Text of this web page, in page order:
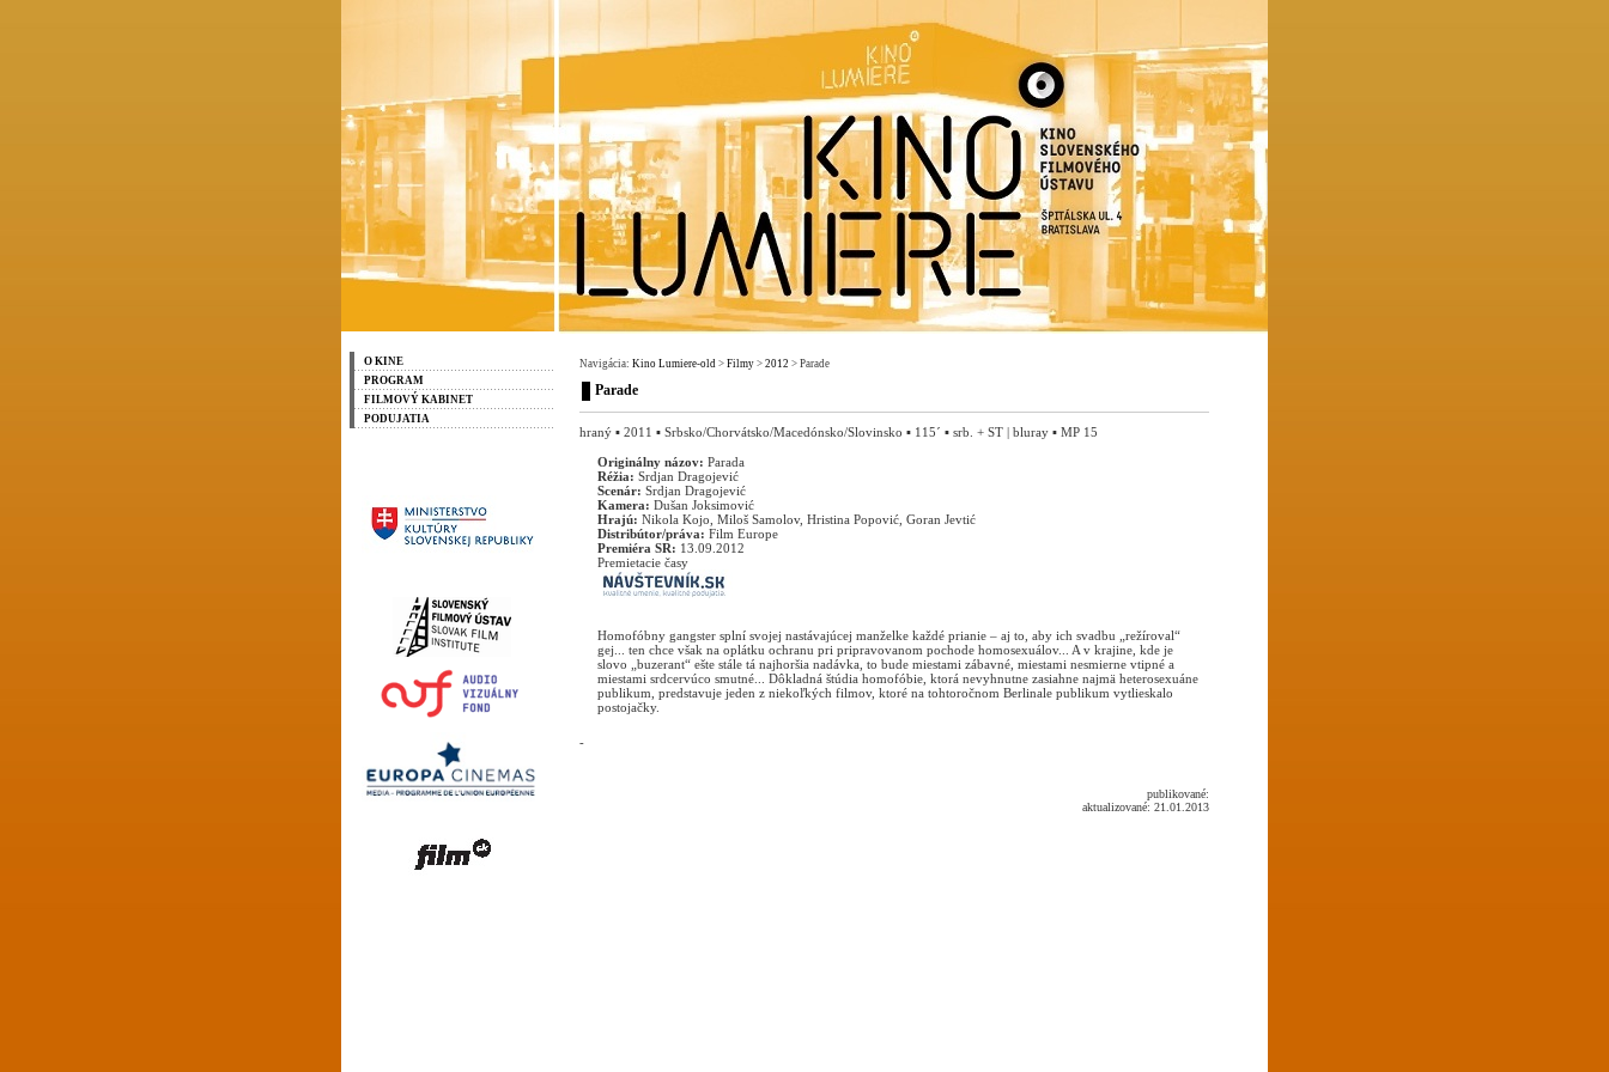
O KINE
PROGRAM
FILMOVÝ KABINET
PODUJATIA
Navigácia: Kino Lumiere-old > Filmy > 2012 > Parade
Parade
hraný ▪ 2011 ▪ Srbsko/Chorvátsko/Macedónsko/Slovinsko ▪ 115´ ▪ srb. + ST | bluray ▪ MP 15
Originálny názov: Parada
Réžia: Srdjan Dragojević
Scenár: Srdjan Dragojević
Kamera: Dušan Joksimović
Hrajú: Nikola Kojo, Miloš Samolov, Hristina Popović, Goran Jevtić
Distribútor/práva: Film Europe
Premiéra SR: 13.09.2012
Premietacie časy
Homofóbny gangster splní svojej nastávajúcej manželke každé prianie – aj to, aby ich svadbu „režíroval“
gej... ten chce však na oplátku ochranu pri pripravovanom pochode homosexuálov... A v krajine, kde je
slovo „buzerant“ ešte stále tá najhoršia nadávka, to bude miestami zábavné, miestami nesmierne vtipné a
miestami srdcervúco smutné... Dôkladná štúdia homofóbie, ktorá nevyhnutne zasiahne najmä heterosexuáne
publikum, predstavuje jeden z niekoľkých filmov, ktoré na tohtoročnom Berlinale publikum vytlieskalo
postojačky.
-
publikované:
aktualizované: 21.01.2013